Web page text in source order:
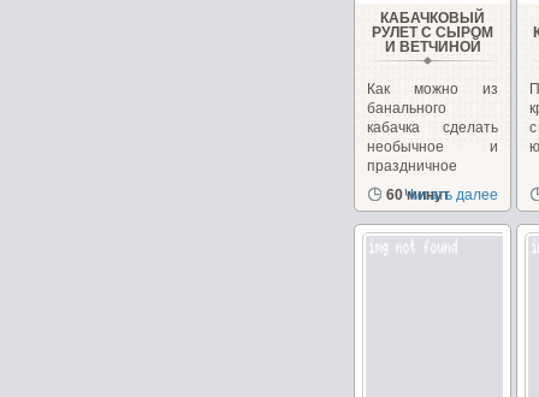
КАБАЧКОВЫЙ
РУЛЕТ С СЫРОМ
И ВЕТЧИНОЙ
Как можно из
банального
кабачка сделать
необычное и
праздничное
блюдо. Взяв...
60 минут
Читать далее